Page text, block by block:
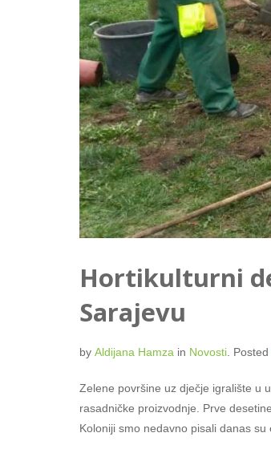
Hortikulturni
Sarajevu
by Aldijana Hamza in Novosti. Posted
Zelene površine uz dječje igralište u
rasadničke proizvodnje. Prve
Koloniji smo nedavno pisali danas